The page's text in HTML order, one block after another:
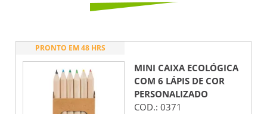
PRONTO EM 48 HRS
MINI CAIXA ECOLÓGICA
COM 6 LÁPIS DE COR
PERSONALIZADO
COD.: 0371